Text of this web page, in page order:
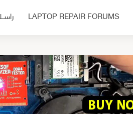
LAPTOP REPAIR FORUMS